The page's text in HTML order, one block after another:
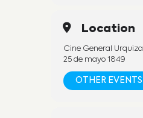
Location
Cine General Urquiza
25 de mayo 1849
OTHER EVENTS